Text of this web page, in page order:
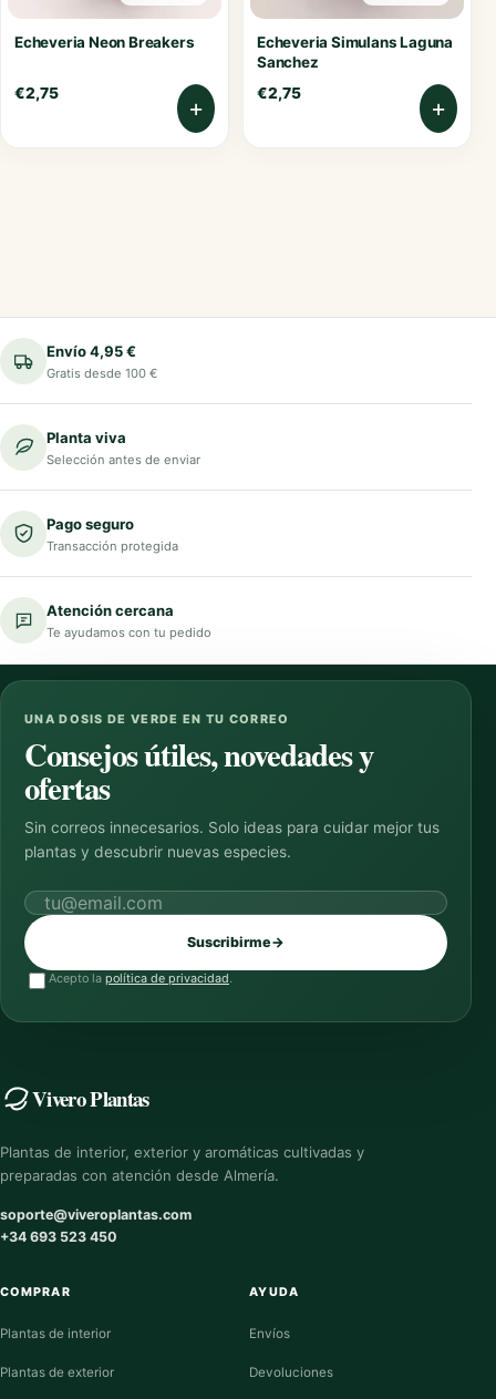
Echeveria Neon Breakers
€2,75
+
Echeveria Simulans Laguna
Sanchez
€2,75
+
Envío 4,95 €
Gratis desde 100 €
Planta viva
Selección antes de enviar
Pago seguro
Transacción protegida
Atención cercana
Te ayudamos con tu pedido
UNA DOSIS DE VERDE EN TU CORREO
Consejos útiles, novedades y
ofertas
Sin correos innecesarios. Solo ideas para cuidar mejor tus
plantas y descubrir nuevas especies.
Correo electrónico
Suscribirme→
Acepto la política de privacidad.
Vivero Plantas
Plantas de interior, exterior y aromáticas cultivadas y
preparadas con atención desde Almería.
soporte@viveroplantas.com
+34 693 523 450
COMPRAR
Plantas de interior
Plantas de exterior
AYUDA
Envíos
Devoluciones